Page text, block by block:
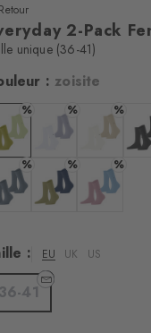
Retour
2-Pack
unique (36-41)
: zoisite
%
: zoisite
%
Couleur : white
%
Couleur :
% % %
:
EU UK US
36-41